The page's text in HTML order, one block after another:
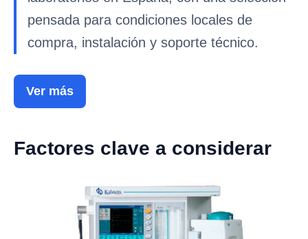
pensada para condiciones locales de
compra, instalación y soporte técnico.
Ver más
Factores clave a considerar